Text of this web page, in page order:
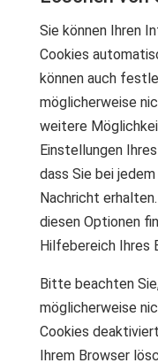
Sie können Ihren
Cookies
können auch
möglicherweise
weitere
Einstellungen
dass Sie bei
Nachricht
diesen Optionen
Hilfebereich Ihres
Bitte beachten
möglicherweise
Cookies
Ihrem Browser